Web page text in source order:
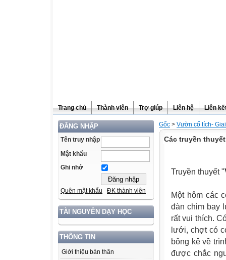
Trang chủ Thành viên Trợ giúp Liên hệ Liên
ĐĂNG NHẬP
Tên truy nhập
Mật khẩu
Ghi nhớ
Quên mật khẩu ĐK thành viên
TÀI NGUYÊN DẠY HỌC
THÔNG TIN
Giới thiệu bản thân
Gốc > Vườn cổ tích-
Các truyền
Truyền thuyết "
Một hôm các
đàn chim bay
rất vui thích.
lưới, chợt có
bông kê về
được chắc